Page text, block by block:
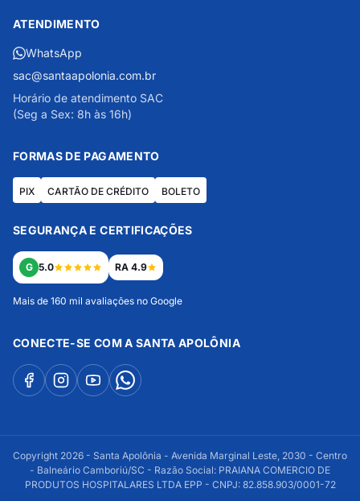
ATENDIMENTO
WhatsApp
sac@santaapolonia.com.br
Horário de atendimento SAC
(Seg a Sex: 8h às 16h)
FORMAS DE PAGAMENTO
PIX CARTÃO DE CRÉDITO BOLETO
SEGURANÇA E CERTIFICAÇÕES
G 5.0 RA 4.9
Mais de 160 mil avaliações no Google
CONECTE-SE COM A SANTA APOLÔNIA
Copyright 2026 - Santa Apolônia - Avenida Marginal Leste, 2030 - Centro
- Balneário Camboriú/SC - Razão Social: PRAIANA COMERCIO DE
PRODUTOS HOSPITALARES LTDA EPP - CNPJ: 82.858.903/0001-72